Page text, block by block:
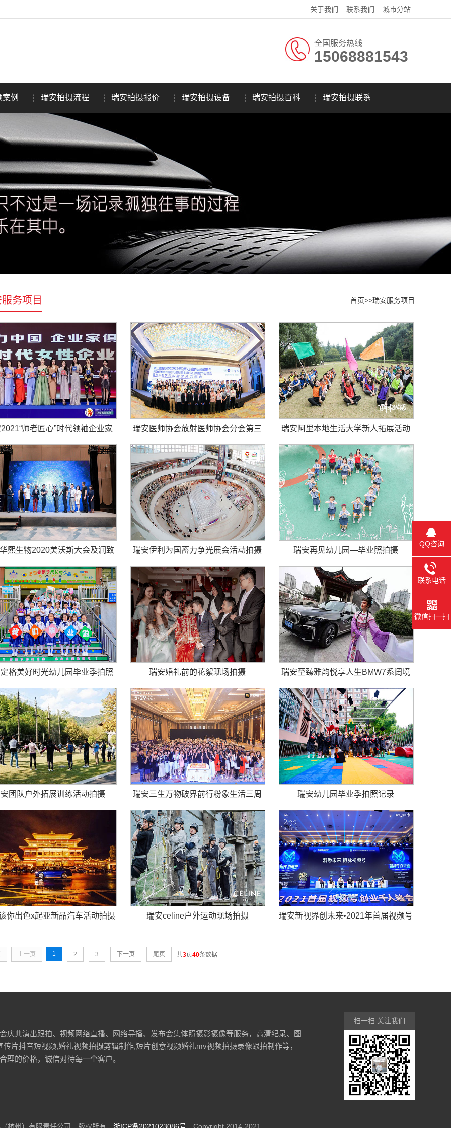
关于我们 联系我们 城市分站
全国服务热线
15068881543
例 瑞安拍摄流程 瑞安拍摄报价 瑞安拍摄设备 瑞安拍摄百科 瑞安拍摄联系
务项目 首页>>瑞安服务项目
师者匠心”时代领袖企业家
瑞安医师协会放射医师协会分会第三
瑞安阿里本地生活大学新人拓展活动
熙生物2020美沃斯大会及润致
瑞安伊利为国蓄力争光展会活动拍摄 瑞安再见幼儿园—毕业照拍摄
格美好时光幼儿园毕业季拍照
瑞安婚礼前的花絮现场拍摄
瑞安至臻雅韵悦享人生BMW7系阔境
团队户外拓展训练活动拍摄
瑞安三生万物破界前行粉象生活三周
瑞安幼儿园毕业季拍照记录
你出色x起亚新品汽车活动拍摄 瑞安celine户外运动现场拍摄
瑞安新视界创未来•2021年首届视频号
上一页 1 2 3 下一页 尾页 共3页40条数据
庆典演出跟拍、视频网络直播、网络导播、发布会集体照摄影摄像等服务，高清纪录、图
片抖音短视频,婚礼视频拍摄剪辑制作,短片创意视频婚礼mv视频拍摄录像跟拍制作等，
理的价格，诚信对待每一个客户。
扫一扫 关注我们
QQ咨询
联系电话
微信扫一扫